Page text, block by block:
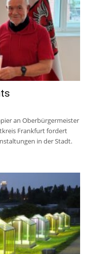
an Oberbürgermeister
Frankfurt fordert
in der Stadt.